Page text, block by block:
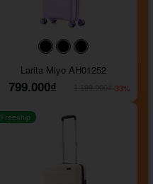
#000000#000000
Larita Miyo AH01252
799.000₫
-33%
Freeship